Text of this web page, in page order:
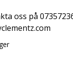
oss på